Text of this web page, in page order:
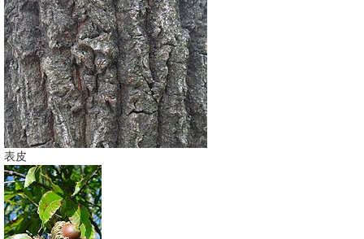
表皮